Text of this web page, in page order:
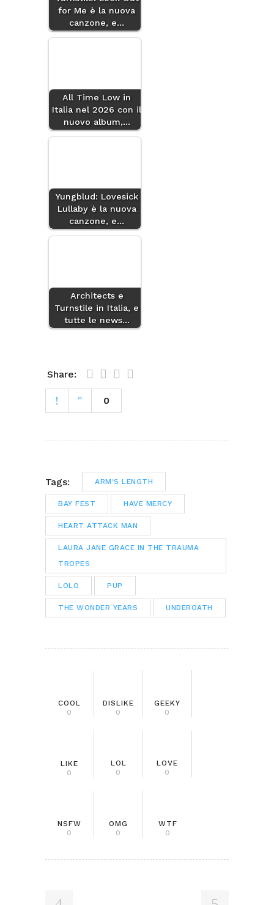
for Me è la nuova
canzone, e…
All Time Low in
Italia nel 2026 con il
nuovo album,…
Yungblud: Lovesick
Lullaby è la nuova
canzone, e…
Architects e
Turnstile in Italia, e
tutte le news…
Share:
0
Tags: ARM'S LENGTH
BAY FEST HAVE MERCY
HEART ATTACK MAN
LAURA JANE GRACE IN THE TRAUMA
TROPES
LOLO PUP
THE WONDER YEARS UNDEROATH
COOL
0
DISLIKE
0
GEEKY
0
LIKE
0
LOL
0
LOVE
0
NSFW
0
OMG
0
WTF
0